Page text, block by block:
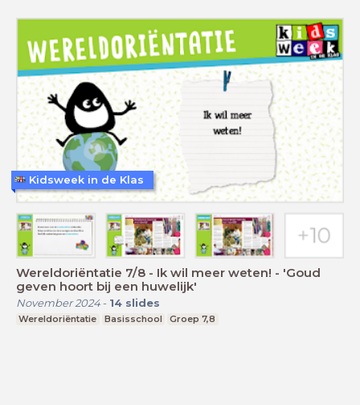
Wereldoriëntatie 7/8 - Ik wil meer weten! - 'Goud
geven hoort bij een huwelijk'
November 2024- 14 slides
Wereldoriëntatie Basisschool Groep 7,8
Kidsweek in de Klas